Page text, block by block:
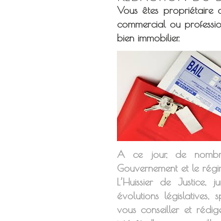
Vous êtes propriétaire
commercial ou
bien immobilier.
A ce jour, de
Gouvernement et le
L’Huissier de
évolutions législatives,
vous conseiller et